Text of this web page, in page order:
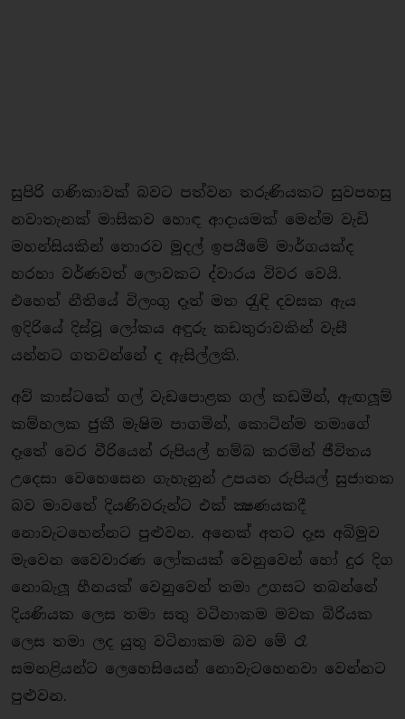
සුපිරි ගණිකාවක් බවට පත්වන තරුණියකට සුවපහසු
නවාතැනක් මාසිකව හොඳ ආදායමක් මෙන්ම වැඩි
මහන්සියකින් තොරව මුදල් ඉපයීමේ මාර්ගයක්ද
හරහා වර්ණවත් ලොවකට ද්වාරය විවර වෙයි.
එහෙත් නීතියේ විලංගු දෑත් මත රැුඳි දවසක ඇය
ඉදිරියේ දිස්වූ ලෝකය අඳුරු කඩතුරාවකින් වැසී
යන්නට ගතවන්නේ ද ඇසිල්ලකි.
අව් කාස්ටකේ ගල් වැඩපොළක ගල් කඩමින්, ඇඟලූම්
කම්හලක ජුකී මැෂිම පාගමින්, කොටින්ම තමාගේ
දෑතේ වෙර වීරියෙන් රුපියල් හම්බ කරමින් ජීවිතය
උදෙසා වෙහෙසෙන ගැහැනුන් උපයන රුපියල් සුජාතක
බව මාවතේ දියණිවරුන්ට එක් ක්‍ෂණයකදී
නොවැටහෙන්නට පුළුවන. අනෙක් අතට දෑස අබිමුව
මැවෙන වෛවාරණ ලෝකයක් වෙනුවෙන් හෝ දුර දිග
නොබැලූ හීනයක් වෙනුවෙන් තමා උගසට තබන්නේ
දියණියක ලෙස තමා සතු වටිනාකම මවක බිරියක
ලෙස තමා ලද යුතු වටිනාකම බව මේ රෑ
සමනළියන්ට ලෙහෙසියෙන් නොවැටහෙනවා වෙන්නට
පුළුවන.